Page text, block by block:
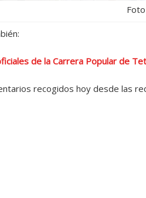
de la Carrera Popular de
recogidos hoy desde las